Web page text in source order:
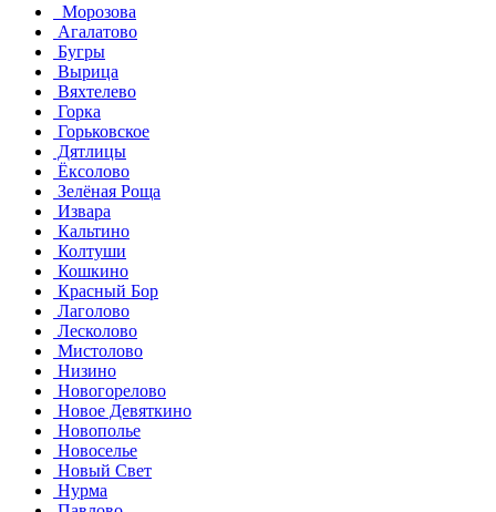
Морозова
Агалатово
Бугры
Вырица
Вяхтелево
Горка
Горьковское
Дятлицы
Ёксолово
Зелёная Роща
Извара
Кальтино
Колтуши
Кошкино
Красный Бор
Лаголово
Лесколово
Мистолово
Низино
Новогорелово
Новое Девяткино
Новополье
Новоселье
Новый Свет
Нурма